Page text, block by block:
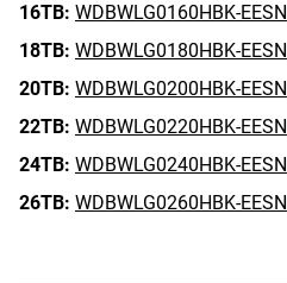
16TB: WDBWLG0160HBK-EESN
18TB: WDBWLG0180HBK-EESN
20TB: WDBWLG0200HBK-EESN
22TB: WDBWLG0220HBK-EESN
24TB: WDBWLG0240HBK-EESN
26TB: WDBWLG0260HBK-EESN